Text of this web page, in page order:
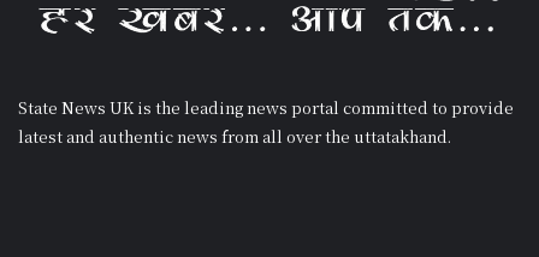
State News UK is the leading news portal committed to provide
latest and authentic news from all over the uttatakhand.